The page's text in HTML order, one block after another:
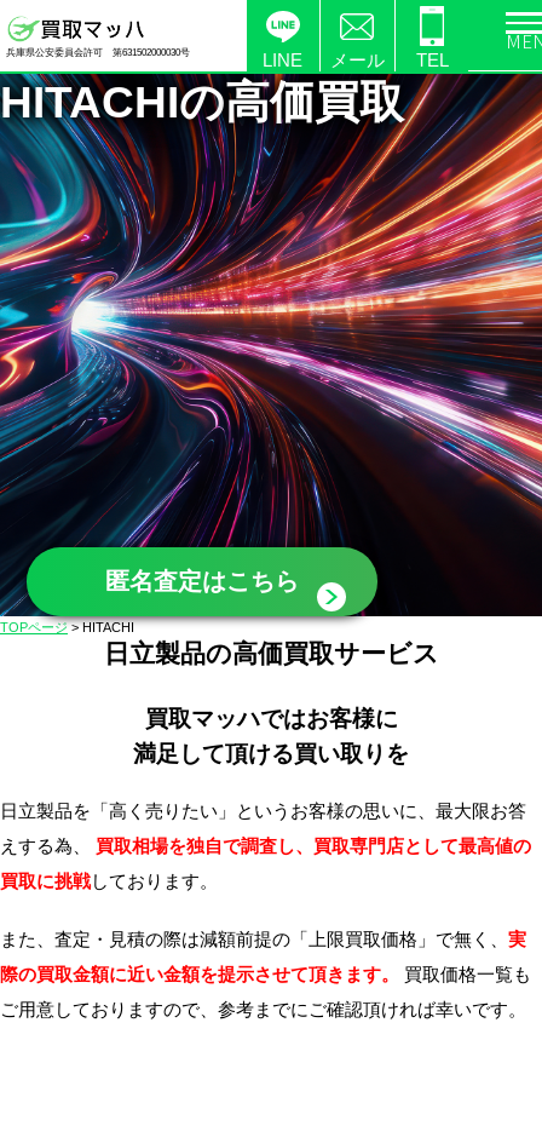
製
品
の
高
価
買
取
な
ら
【買
取
マ
ッ
ハ】
送
料
無
ピ
ド
振
兵庫県公安委員会許可 第631502000030号 LINE メール TEL
HITACHIの高価買取
匿名査定はこちら
TOPページ>HITACHI
日立製品の高価買取サービス
買取マッハではお客様に
満足して頂ける買い取りを
日立製品を「高く売りたい」というお客様の思いに、最大限お答
えする為、
買取相場を独自で調査し、買取専門店として最高値の
買取に挑戦しております。
また、査定・見積の際は減額前提の「上限買取価格」で無く、 実
際の買取金額に近い金額を提示させて頂きます。
買取価格一覧も
ご用意しておりますので、 参考までにご確認頂ければ幸いです。